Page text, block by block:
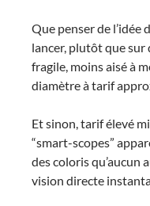
Que penser de l’idée
lancer, plutôt que
fragile, moins aisé à
diamètre à tarif
Et sinon, tarif élevé
“smart-scopes”
des coloris qu’aucun
vision directe